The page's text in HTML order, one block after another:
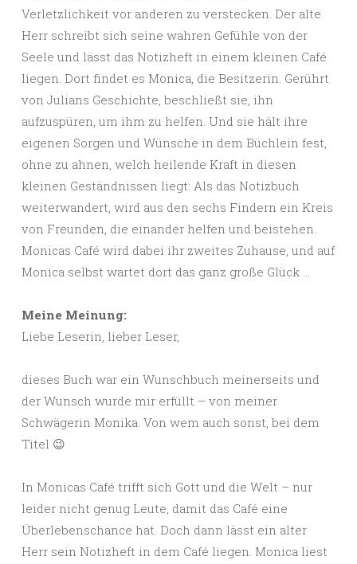
Verletzlichkeit vor anderen zu verstecken. Der alte
Herr schreibt sich seine wahren Gefühle von der
Seele und lässt das Notizheft in einem kleinen Café
liegen. Dort findet es Monica, die Besitzerin. Gerührt
von Julians Geschichte, beschließt sie, ihn
aufzuspüren, um ihm zu helfen. Und sie hält ihre
eigenen Sorgen und Wünsche in dem Büchlein fest,
ohne zu ahnen, welch heilende Kraft in diesen
kleinen Geständnissen liegt: Als das Notizbuch
weiterwandert, wird aus den sechs Findern ein Kreis
von Freunden, die einander helfen und beistehen.
Monicas Café wird dabei ihr zweites Zuhause, und auf
Monica selbst wartet dort das ganz große Glück …
Meine Meinung:
Liebe Leserin, lieber Leser,
dieses Buch war ein Wunschbuch meinerseits und
der Wunsch wurde mir erfüllt – von meiner
Schwägerin Monika. Von wem auch sonst, bei dem
Titel 😉
In Monicas Café trifft sich Gott und die Welt – nur
leider nicht genug Leute, damit das Café eine
Überlebenschance hat. Doch dann lässt ein alter
Herr sein Notizheft in dem Café liegen. Monica liest